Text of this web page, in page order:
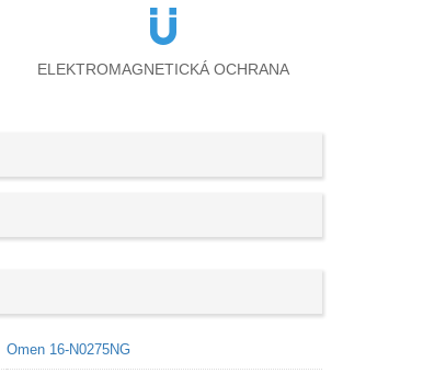
ELEKTROMAGNETICKÁ OCHRANA
Omen 16-N0275NG